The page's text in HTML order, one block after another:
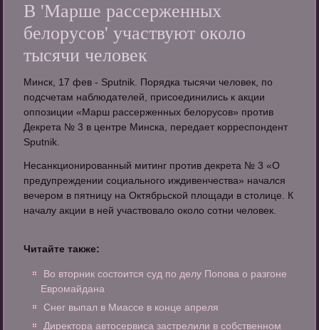
В 'Марше рассерженных
белорусов' участвуют около
тысячи человек
Минск, 17 фев - Sputnik. Порядка тысячи человек, по
подсчетам наблюдателей, присоединились к акции
оппозиции «Марш рассерженных белорусов» против
Декрета № 3 в центре Минска, передает корреспондент
Sputnik.
Несанкционированный митинг против декрета № 3 «О
предупреждении социального иждивенчества» начался
вечером в пятницу на Октябрьской площади в столице. К
началу акции в ней участвовало около сотни человек.
Читайте также:
Во вторник состоится суд по делу Попова о разгоне
Евромайдана
Снег выпал в Миассе в конце апреля
Директора автосервиса застрелили в собственном